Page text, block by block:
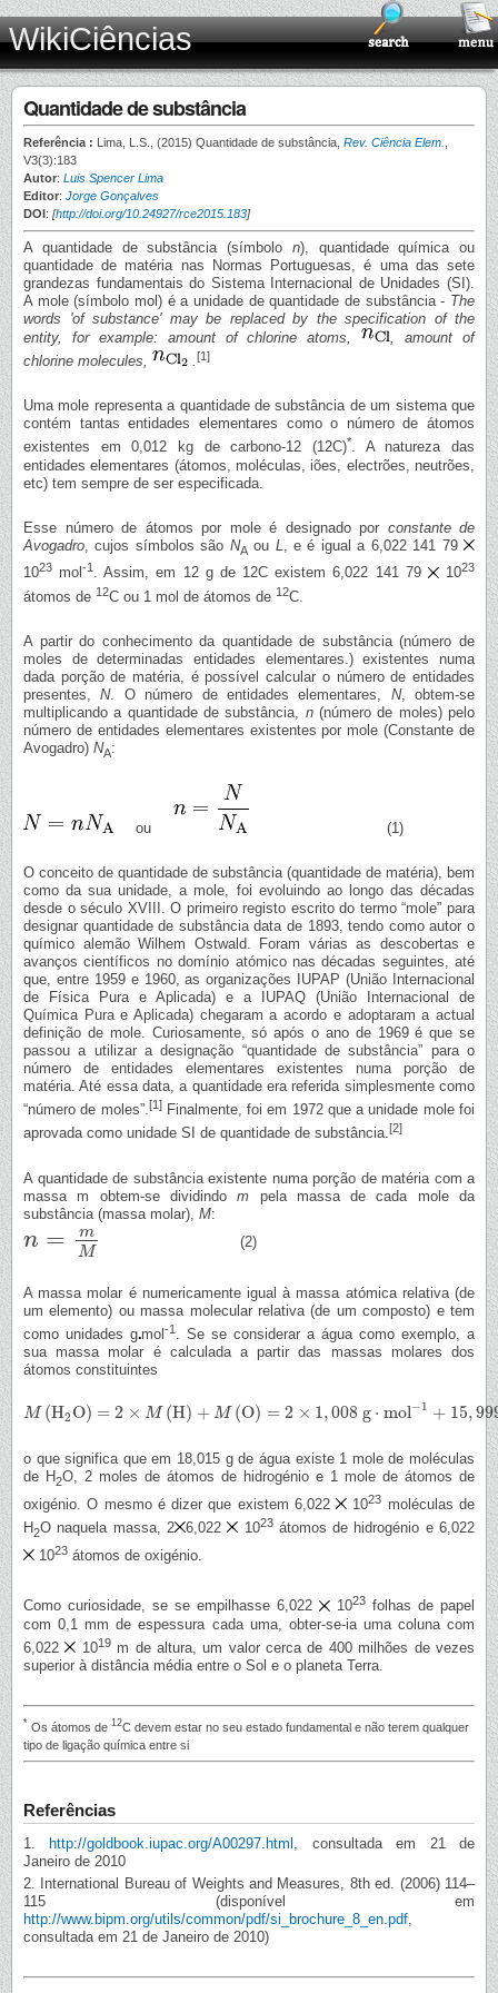
WikiCiências
Quantidade de substância
Referência : Lima, L.S., (2015) Quantidade de substância, Rev. Ciência Elem.
V3(3):183
Autor: Luis Spencer Lima
Editor: Jorge Gonçalves
DOI: [http://doi.org/10.24927/rce2015.183]
A quantidade de substância (símbolo n), quantidade química ou
quantidade de matéria nas Normas Portuguesas, é uma das sete
grandezas fundamentais do Sistema Internacional de Unidades (SI).
A mole (símbolo mol) é a unidade de quantidade de substância - The
words 'of substance' may be replaced by the specification of the
entity, for example: amount of chlorine atoms,
, amount of
chlorine molecules,
.[1]
Uma mole representa a quantidade de substância de um sistema que
contém tantas entidades elementares como o número de átomos
existentes em 0,012 kg de carbono-12 (12C)*. A natureza das
entidades elementares (átomos, moléculas, iões, electrões, neutrões,
etc) tem sempre de ser especificada.
Esse número de átomos por mole é designado por constante de
Avogadro , cujos símbolos são NA ou L
, e é igual a 6,022 141 79
1023 mol-1. Assim, em 12 g de 12C existem 6,022 141 79 1023
átomos de 12C ou 1 mol de átomos de 12C.
A partir do conhecimento da quantidade de substância (número de
moles de determinadas entidades elementares.) existentes numa
dada porção de matéria, é possível calcular o número de entidades
presentes,N. O número de entidades elementares, N, obtem-se
multiplicando a quantidade de substância, n(número de moles) pelo
número de entidades elementares existentes por mole (Constante de
Avogadro) NA:
ou (1)
O conceito de quantidade de substância (quantidade de matéria), bem
como da sua unidade, a mole, foi evoluindo ao longo das décadas
desde o século XVIII. O primeiro registo escrito do termo “mole” para
designar quantidade de substância data de 1893, tendo como autor o
químico alemão Wilhem Ostwald. Foram várias as descobertas e
avanços científicos no domínio atómico nas décadas seguintes, até
que, entre 1959 e 1960, as organizações IUPAP (União Internacional
de Física Pura e Aplicada) e a IUPAQ (União Internacional de
Química Pura e Aplicada) chegaram a acordo e adoptaram a actual
definição de mole. Curiosamente, só após o ano de 1969 é que se
passou a utilizar a designação “quantidade de substância” para o
número de entidades elementares existentes numa porção de
matéria. Até essa data, a quantidade era referida simplesmente como
“número de moles”.[1]Finalmente, foi em 1972 que a unidade mole foi
aprovada como unidade SI de quantidade de substância.[2]
A quantidade de substância existente numa porção de matéria com a
massa m obtem-se dividindom pela massa de cada mole da
substância (massa molar), M:
n =
m
M
n=m M (2)
A massa molar é numericamente igual à massa atómica relativa (de
um elemento) ou massa molecular relativa (de um composto) e tem
como unidades g mol -1
. Se se considerar a água como exemplo, a
sua massa molar é calculada a partir das massas molares dos
átomos constituintes
M (H2 O) = 2 × M (H) + M (O) = 2 × 1,008g ⋅ mol−1 + 15,
M( H2O) =2×M (H + M(O )=2× 1,008 g⋅mol− 1+ 15 ,9994g ⋅mol−1= 18 ,015g⋅ mol
o que significa que em 18,015 g de água existe 1 mole de moléculas
de H2O, 2 moles de átomos de hidrogénio e 1 mole de átomos de
oxigénio. O mesmo é dizer que existem 6,022
1023 moléculas de
H2O naquela massa, 2 6,022 1023átomos de hidrogénio e 6,022
1023 átomos de oxigénio.
Como curiosidade, se se empilhasse 6,022 1023 folhas de papel
com 0,1 mm de espessura cada uma, obter-se-ia uma coluna com
6,022
1019m de altura, um valor cerca de 400 milhões de vezes
superior à distância média entre o Sol e o planeta Terra.
* Os átomos de 12C devem estar no seu estado fundamental e não terem qualquer
tipo de ligação química entre si
Referências
1. http://goldbook.iupac.org/A00297.html , consultada em 21 de
Janeiro de 2010
2. International Bureau of Weights and Measures, 8th ed. (2006) 114–
115 (disponível em
http://www.bipm.org/utils/common/pdf/si_brochure_8_en.pdf,
consultada em 21 de Janeiro de 2010)